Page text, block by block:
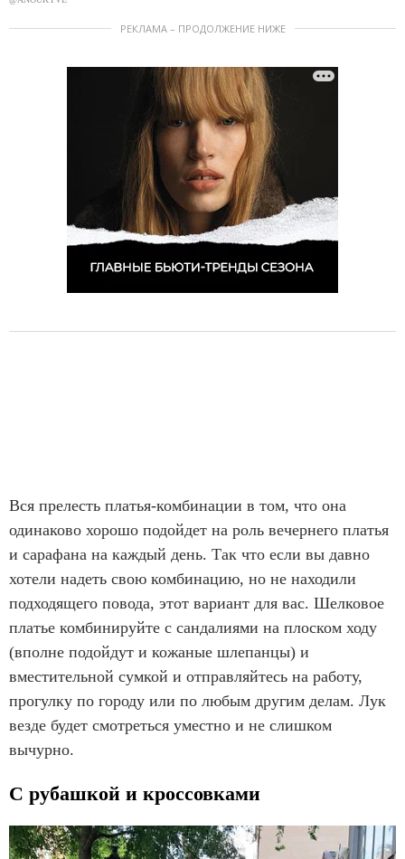
РЕКЛАМА – ПРОДОЛЖЕНИЕ НИЖЕ
Вся прелесть платья-комбинации в том, что она
одинаково хорошо подойдет на роль вечернего платья
и сарафана на каждый день. Так что если вы давно
хотели надеть свою комбинацию, но не находили
подходящего повода, этот вариант для вас. Шелковое
платье комбинируйте с сандалиями на плоском ходу
(вполне подойдут и кожаные шлепанцы) и
вместительной сумкой и отправляйтесь на работу,
прогулку по городу или по любым другим делам. Лук
везде будет смотреться уместно и не слишком
вычурно.
С рубашкой и кроссовками